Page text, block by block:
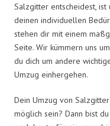
Salzgitter entscheidest, ist
deinen individuellen
stehen dir mit einem
Seite. Wir kümmern uns
du dich um andere
Umzug einhergehen.
Dein Umzug von
möglich sein? Dann bist